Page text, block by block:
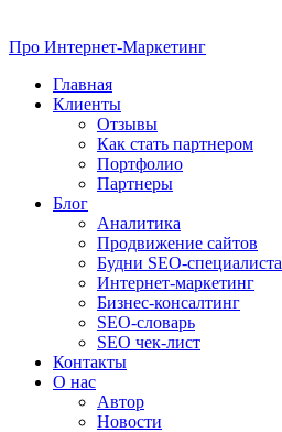
Про Интернет-Маркетинг
Главная
Клиенты
Отзывы
Как стать партнером
Портфолио
Партнеры
Блог
Аналитика
Продвижение сайтов
Будни SEO-специалиста
Интернет-маркетинг
Бизнес-консалтинг
SEO-словарь
SEO чек-лист
Контакты
О нас
Автор
Новости